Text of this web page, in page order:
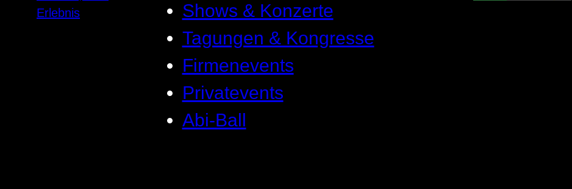
Shows & Konzerte
Tagungen & Kongresse
Firmenevents
Privatevents
Abi-Ball